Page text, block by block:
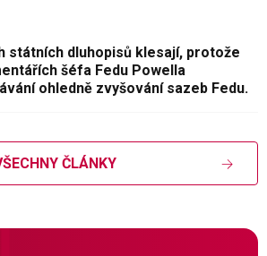
státních dluhopisů klesají, protože
šéfa Fedu Powella
ohledně zvyšování sazeb Fedu.
ČLÁNKY